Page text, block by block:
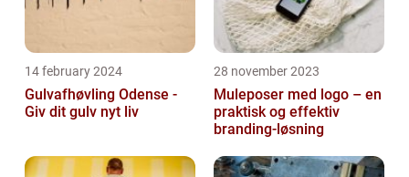
14 february 2024
Gulvafhøvling Odense -
Giv dit gulv nyt liv
28 november 2023
Muleposer med logo – en
praktisk og effektiv
branding-løsning